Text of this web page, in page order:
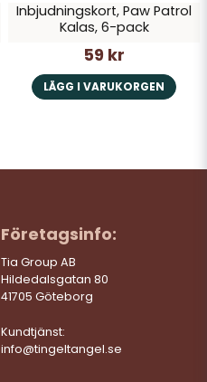
Inbjudningskort, Paw Patrol
Kalas, 6-pack
59 kr
LÄGG I VARUKORGEN
Företagsinfo:
Tia Group AB
Hildedalsgatan 80
41705 Göteborg
Kundtjänst:
info@tingeltangel.se